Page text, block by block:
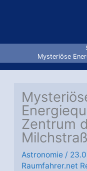
Mysteriöse
Zentrum
Astronomie /
Raumfahrer.net